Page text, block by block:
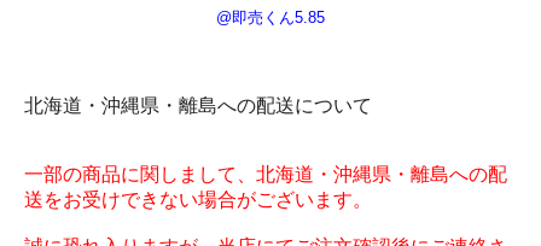
@即売くん5.85
北海道・沖縄県・離島への配送について
一部の商品に関しまして、北海道・沖縄県・離島への配
送をお受けできない場合がございます。